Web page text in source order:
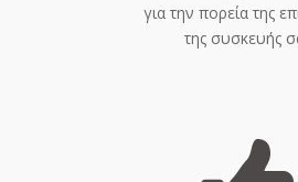
για την πορεία της
της συσκευής